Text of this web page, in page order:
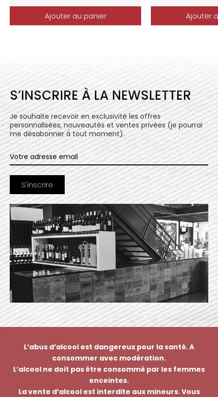
Ajouter au panier Ajouter
S’INSCRIRE À LA NEWSLETTER
Je souhaite recevoir en exclusivité les offres
personnalisées, nouveautés et ventes privées (je pourrai
me désabonner à tout moment).
L’abus d’alcool est dangereux pour la santé. A
consommer avec modération.
L’alcool ne doit pas être consommé par les femmes
enceintes.
La vente d’alcool est interdite aux mineurs. Vous